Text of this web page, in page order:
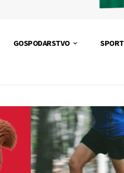
GOSPODARSTVO SPORT